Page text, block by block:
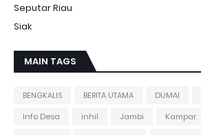
Seputar Riau
Siak
MAIN TAGS
BENGKALIS BERITA UTAMA DUMAI
Info Desa
inhil Jambi Kampar